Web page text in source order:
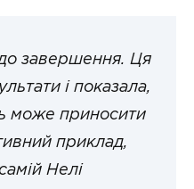
завершення. Ця
і показала,
може приносити
приклад,
Нелі